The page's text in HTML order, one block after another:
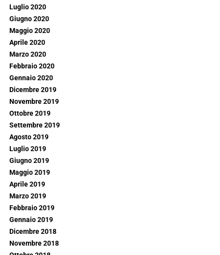
Luglio 2020
Giugno 2020
Maggio 2020
Aprile 2020
Marzo 2020
Febbraio 2020
Gennaio 2020
Dicembre 2019
Novembre 2019
Ottobre 2019
Settembre 2019
Agosto 2019
Luglio 2019
Giugno 2019
Maggio 2019
Aprile 2019
Marzo 2019
Febbraio 2019
Gennaio 2019
Dicembre 2018
Novembre 2018